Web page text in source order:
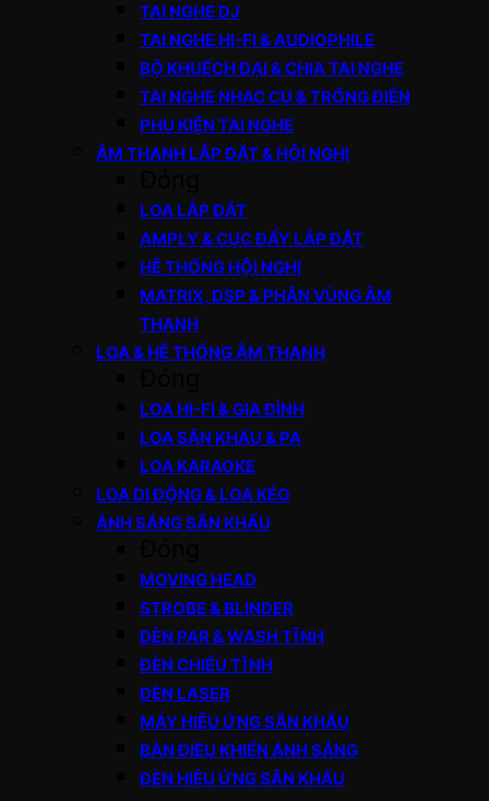
TAI NGHE DJ
TAI NGHE HI-FI & AUDIOPHILE
BỘ KHUẾCH ĐẠI & CHIA TAI NGHE
TAI NGHE NHẠC CỤ & TRỐNG ĐIỆN
PHỤ KIỆN TAI NGHE
ÂM THANH LẮP ĐẶT & HỘI NGHỊ
LOA LẮP ĐẶT
AMPLY & CỤC ĐẨY LẮP ĐẶT
HỆ THỐNG HỘI NGHỊ
MATRIX, DSP & PHÂN VÙNG ÂM
THANH
LOA & HỆ THỐNG ÂM THANH
LOA HI-FI & GIA ĐÌNH
LOA SÂN KHẤU & PA
LOA KARAOKE
LOA DI ĐỘNG & LOA KÉO
ÁNH SÁNG SÂN KHẤU
MOVING HEAD
STROBE & BLINDER
ĐÈN PAR & WASH TĨNH
ĐÈN CHIẾU TĨNH
ĐÈN LASER
MÁY HIỆU ỨNG SÂN KHẤU
BÀN ĐIỀU KHIỂN ÁNH SÁNG
ĐÈN HIỆU ỨNG SÂN KHẤU